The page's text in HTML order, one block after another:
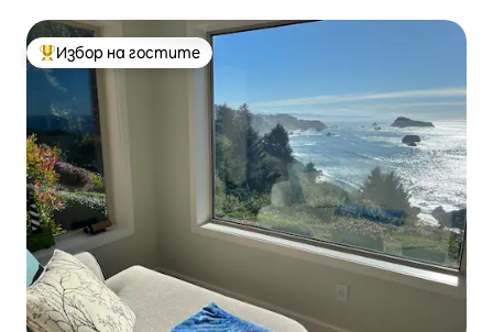
Най-популярен избор на гостите
Избор на гостите